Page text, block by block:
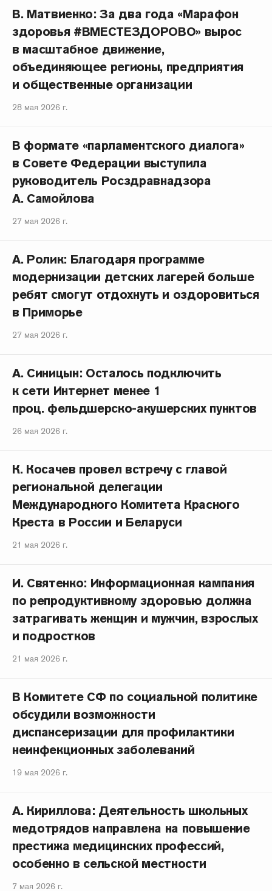
В. Матвиенко: За два года «Марафон
здоровья #ВМЕСТЕЗДОРОВО» вырос
в масштабное движение,
объединяющее регионы, предприятия
и общественные организации
28 мая 2026 г.
В формате «парламентского диалога»
в Совете Федерации выступила
руководитель Росздравнадзора
А. Самойлова
27 мая 2026 г.
А. Ролик: Благодаря программе
модернизации детских лагерей больше
ребят смогут отдохнуть и оздоровиться
в Приморье
27 мая 2026 г.
А. Синицын: Осталось подключить
к сети Интернет менее 1
проц. фельдшерско-акушерских пунктов
26 мая 2026 г.
К. Косачев провел встречу с главой
региональной делегации
Международного Комитета Красного
Креста в России и Беларуси
21 мая 2026 г.
И. Святенко: Информационная кампания
по репродуктивному здоровью должна
затрагивать женщин и мужчин, взрослых
и подростков
21 мая 2026 г.
В Комитете СФ по социальной политике
обсудили возможности
диспансеризации для профилактики
неинфекционных заболеваний
19 мая 2026 г.
А. Кириллова: Деятельность школьных
медотрядов направлена на повышение
престижа медицинских профессий,
особенно в сельской местности
7 мая 2026 г.